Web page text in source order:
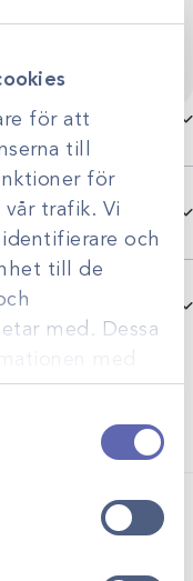
för att
till
för
trafik. Vi
och
till de
med. Dessa
tillhandahållit
du har använt
ID-Chip
produkter för
högkvalitativa och
labb och diagnostik
att ge säker,
katt